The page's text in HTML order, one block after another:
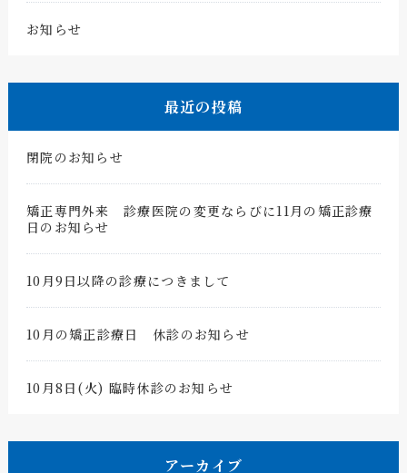
お知らせ
最近の投稿
閉院のお知らせ
矯正専門外来 診療医院の変更ならびに11月の矯正診療
日のお知らせ
10月9日以降の診療につきまして
10月の矯正診療日 休診のお知らせ
10月8日(火) 臨時休診のお知らせ
アーカイブ